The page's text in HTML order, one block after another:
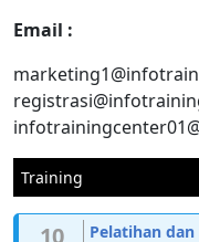
Email :
Training
Pelatihan